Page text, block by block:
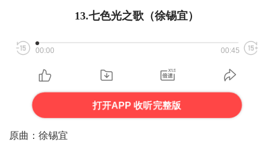
13.七色光之歌（徐锡宜）
00:00 00:45
打开APP 收听完整版
原曲：徐锡宜